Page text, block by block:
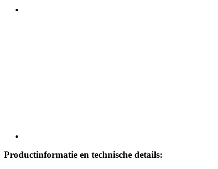
Productinformatie en technische details: